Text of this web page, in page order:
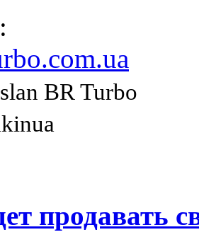
BR Turbo
продавать